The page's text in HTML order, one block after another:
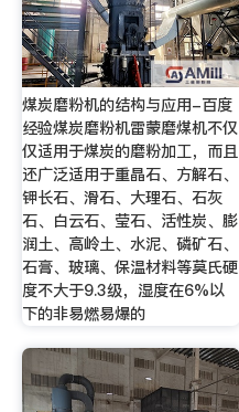
煤炭磨粉机的结构与应用-百度
经验煤炭磨粉机雷蒙磨煤机不仅
仅适用于煤炭的磨粉加工，而且
还广泛适用于重晶石、方解石、
钾长石、滑石、大理石、石灰
石、白云石、莹石、活性炭、膨
润土、高岭土、水泥、磷矿石、
石膏、玻璃、保温材料等莫氏硬
度不大于9.3级，湿度在6%以
下的非易燃易爆的